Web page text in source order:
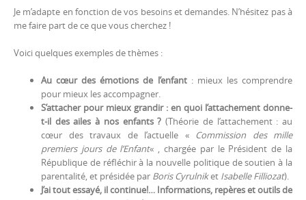
Je m’adapte en fonction de vos besoins et demandes. N’hésitez pas à
me faire part de ce que vous cherchez !
Voici quelques exemples de thèmes :
Au cœur des émotions de l’enfant: mieux les comprendre
pour mieux les accompagner.
S’attacher pour mieux grandir : en quoi l’attachement donne-
t-il des ailes à nos enfants ? (Théorie de l’attachement : au
cœur des travaux de l’actuelle « Commission des mille
premiers jours de l’Enfant« , chargée par le Président de la
République de réfléchir à la nouvelle politique de soutien à la
parentalité, et présidée par Boris Cyrulniket Isabelle Filliozat).
J’ai tout essayé, il continue!… Informations, repères et outils de